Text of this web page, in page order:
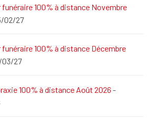
100% à distance Novembre
02/27
100% à distance Décembre
03/27
100% à distance Août 2026 -